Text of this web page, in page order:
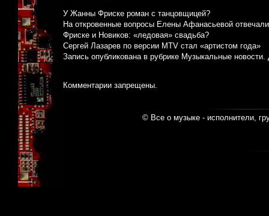
У Жанны Фриске роман с танцовщицей?
На откровенные вопросы Елены Афанасьевой
Фриске и Новиков: «ледовая» свадьба?
Сергей Лазарев по версии MTV стал «артистом года»
Запись опубликована в рубрике Музыкальные новости.
Комментарии запрещены.
© Все о музыке - исполнители,